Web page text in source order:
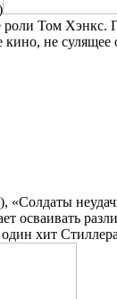
роли Том
кино, не
осваивать
хит